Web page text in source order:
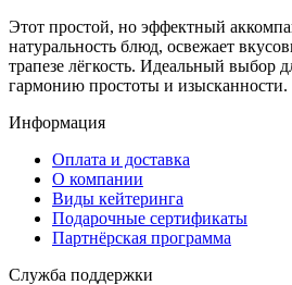
Этот простой, но эффектный
натуральность блюд, освежает
трапезе лёгкость. Идеальный выбор
гармонию простоты и изысканности.
Информация
Оплата и доставка
О компании
Виды кейтеринга
Подарочные сертификаты
Партнёрская программа
Служба поддержки